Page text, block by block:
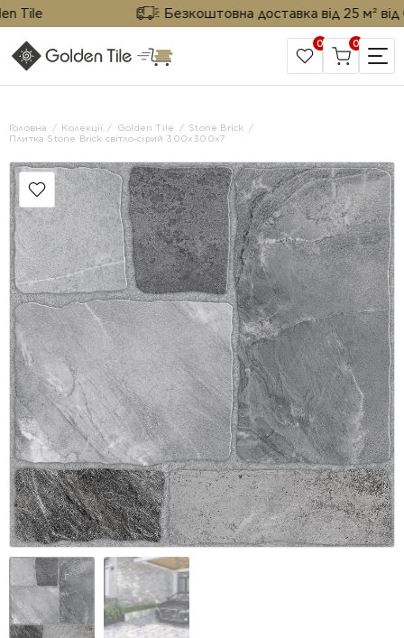
Безкоштовна доставка від 25 м² від
САЙТ КОМПАНІЇ
0 0
Головна Колекції Golden Tile
Stone Brick
Плитка Stone Brick світло-сірий 300х300x7